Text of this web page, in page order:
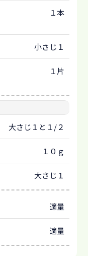
１本
小さじ１
１片
大さじ１と１/２
１０ｇ
大さじ１
適量
適量